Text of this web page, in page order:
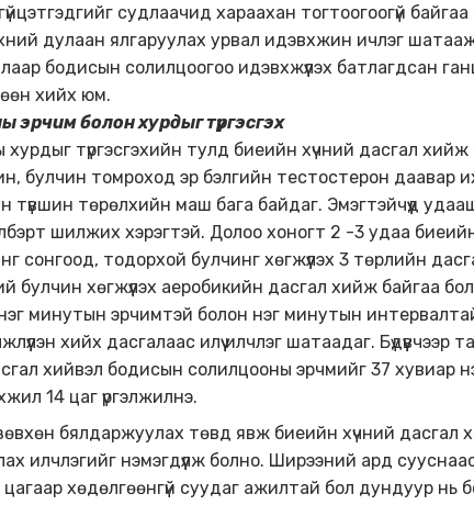
гүйцэтгэдгийг судлаачид хараахан тогтоогоогүй
дулаан ялгаруулах урвал идэвхжин ичлэг
бодисын солилцоогоо идэвхжүүлэх батлагдсан
хийх юм.
эрчим болон хурдыг түргэсгэх
түргэсгэхийн тулд биеийн хүчний дасгал хийж
булчин томроход эр бэлгийн тестостерон даавар
түвшин төрөлхийн маш бага байдаг. Эмэгтэйчүүд
шилжих хэрэгтэй. Долоо хоногт 2 -3 удаа
сонгоод, тодорхой булчинг хөгжүүлэх 3 төрлийн
булчин хөгжүүлэх аеробикийн дасгал хийж байгаа
минутын эрчимтэй болон нэг минутын
хийх дасгалаас илүү илчлэг шатаадаг.
хийвэл бодисын солилцооны эрчмийг 37 хувиар
14 цаг үргэлжилнэ.
бялдаржуулах төвд явж биеийн хүчний
илчлэгийг нэмэгдүүлж болно. Ширээний ард
хөдөлгөөнгүй суудаг ажилтай бол дундуур нь